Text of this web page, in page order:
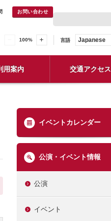
お問い合わせ
100% 言語 Japanese
用案内 交通アクセス
イベントカレンダー
公演・イベント情報
公演
イベント